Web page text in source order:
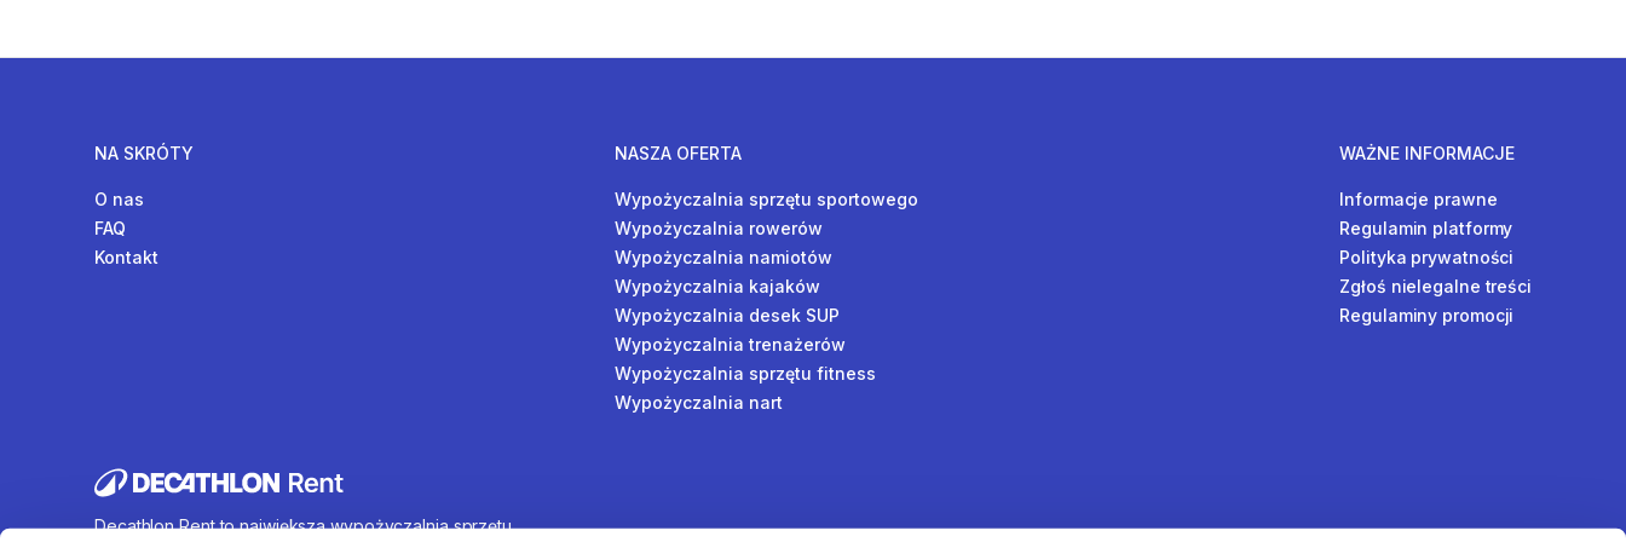
NA SKRÓTY
O nas
FAQ
Kontakt
NASZA OFERTA
Wypożyczalnia sprzętu sportowego
Wypożyczalnia rowerów
Wypożyczalnia namiotów
Wypożyczalnia kajaków
Wypożyczalnia desek SUP
Wypożyczalnia trenażerów
Wypożyczalnia sprzętu fitness
Wypożyczalnia nart
WAŻNE INFORMACJE
Informacje prawne
Regulamin platformy
Polityka prywatności
Zgłoś nielegalne treści
Regulaminy promocji
Decathlon Rent to największa wypożyczalnia sprzętu